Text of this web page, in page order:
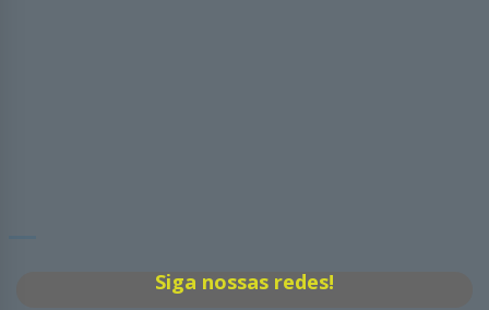
Siga nossas redes!